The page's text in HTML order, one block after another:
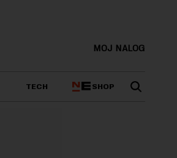
MOJ NALOG
TECH SHOP